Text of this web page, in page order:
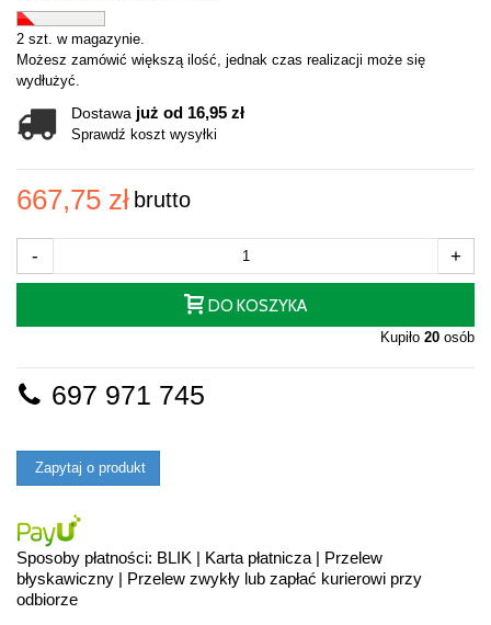
2 szt. w magazynie.
Możesz zamówić większą ilość, jednak czas realizacji może się
wydłużyć.
Dostawa już od 16,95 zł
Sprawdź koszt wysyłki
667,75 zł brutto
- +
DO KOSZYKA
Kupiło 20 osób
697 971 745
Zapytaj o produkt
Sposoby płatności: BLIK | Karta płatnicza | Przelew
błyskawiczny | Przelew zwykły lub zapłać kurierowi przy
odbiorze